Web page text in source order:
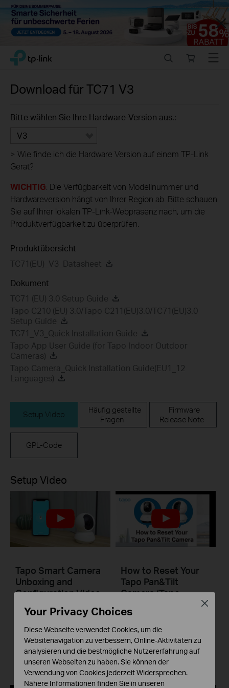
Close
Click
navigation
TP-Link, Reliably Smart
store
Menu
Download fürTC71 V3
Bitte wählen Sie Ihre Hardware-Version aus.:
V3
> Wie finde ich die Hardware Version auf einem TP-Link
Gerät?
WICHTIG: Die Verfügbarkeit von Modellnummer und
Hardwareversion hängt von Ihrer Region ab. Bitte schauen
Sie auf Ihrer lokalen TP-Link-Webpräsenz nach, um die
Produktverfügbarkeit zu überprüfen.
Produktübersicht
TC71(EU)_V3_Datasheet
Dokument
TC71 (EU) 3.0 Setup Guide
Tapo C210 (EU) 3.0/Tapo C211(EU)3.0/TC71(EU)3.0
Setup Guide
TC71_V3_Quick Installation Guide
Tapo App User Guide (for Tapo Indoor Outdoor
Cameras)
Tapo Camera_Quick Installation Guide(EU1_12
Languages)
Setup Video
Häufig gestellte
Fragen
Firmware
Release Note
GPL-Code
Setup Video
Tapo Smart Camera
Unboxing and
Configuration Video
How to Reset Your
Tapo Pan&Tilt
Camera (Tapo
C230/TC71)
Tapo smart cameras do much more than traditional cameras. High resolution videos deliver crystal-clear images while smart motion detection and instant notifications make sure you never miss a thing. Two-way audio lets you communicate with your loved ones in real time.
More
Your Privacy Choices
Diese Webseite verwendet Cookies, um die
Websitenavigation zu verbessern, Online-Aktivitäten zu
analysieren und die bestmögliche Nutzererfahrung auf
unseren Webseiten zu haben. Sie können der
Verwendung von Cookies jederzeit Widersprechen.
Nähere Informationen finden Sie in unseren
Close